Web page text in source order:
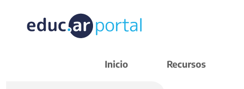
Inicio Recursos